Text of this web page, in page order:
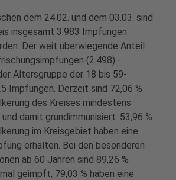
dem 24.02. und dem 03.03. sind
insgesamt 3.983 Impfungen
Der weit überwiegende Anteil
(2.498) -
Altersgruppe der 18 bis 59-
Impfungen. Derzeit sind 72,06 %
des Kreises mindestens
damit grundimmunisiert. 53,96 %
im Kreisgebiet haben eine
erhalten. Bei den besonderen
ab 60 Jahren sind 89,26 %
geimpft, 79,03 % haben eine